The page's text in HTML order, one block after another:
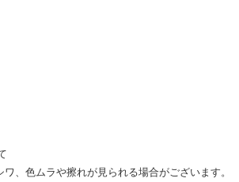
、色ムラや擦れが見られる場合がございます。